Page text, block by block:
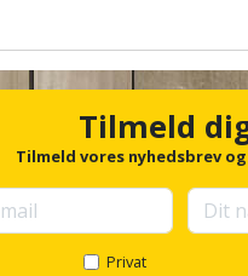
Tilmeld
Tilmeld vores nyhedsbrev
Privat